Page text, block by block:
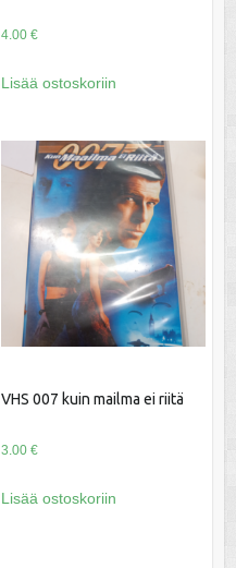
4.00 €
Lisää ostoskoriin
VHS 007 kuin mailma ei riitä
3.00 €
Lisää ostoskoriin